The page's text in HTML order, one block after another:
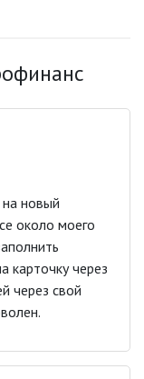
новый
около моего
карточку через
через свой